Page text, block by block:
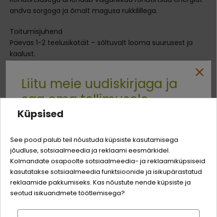
andva sorgoga ja õrnalt magusa rukkilillega.
Toitumisjuhend
Päevas 1-2 teelusikatäit – sõltuvalt looma suurusest ja
kaalust.
Kellele
Näriliste liik
Koostis
porgand, sorgohirs, rukkilille õied
Quality:
Logi sisse
Registreeru
Liitu meie uudiskirjaga ja
saa oma tellimusele
-3% soodustust
Sina ja su perekonna parim sõber väärite veel
odavamat hinda!
Küpsised
See pood palub teil nõustuda küpsiste kasutamisega
jõudluse, sotsiaalmeedia ja reklaami eesmärkidel.
Kolmandate osapoolte sotsiaalmeedia- ja reklaamiküpsiseid
kasutatakse sotsiaalmeedia funktsioonide ja isikupärastatud
reklaamide pakkumiseks. Kas nõustute nende küpsiste ja
seotud isikuandmete töötlemisega?